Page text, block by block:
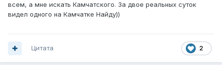
всем, а мне искать Камчатского. За двое реальных суток
видел одного на Камчатке Найду))
2
Цитата